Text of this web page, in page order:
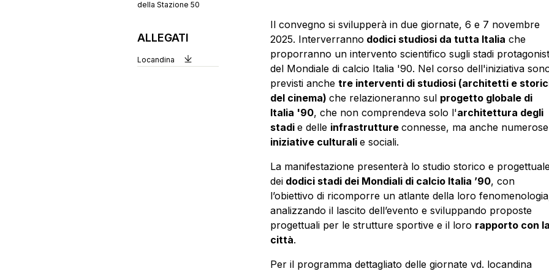
della Stazione 50
ALLEGATI
Locandina
Il convegno si svilupperà in due giornate, 6 e 7 novembre
2025. Interverranno dodici studiosi da tutta Italia che
proporranno un intervento scientifico sugli stadi
del Mondiale di calcio Italia '90. Nel corso dell'iniziativa
previsti anche tre interventi di studiosi (architetti e
del cinema) che relazioneranno sul progetto globale di
Italia '90, che non comprendeva solo l'architettura degli
stadi e delle infrastrutture connesse, ma anche numerose
iniziative culturali e sociali.
La manifestazione presenterà lo studio storico e
deidodici stadi dei Mondiali di calcio Italia ’90, con
l’obiettivo di ricomporre un atlante della loro
analizzando il lascito dell’evento e sviluppando proposte
progettuali per le strutture sportive e il loro rapporto con la
città.
Per il programma dettagliato delle giornate vd. locandina